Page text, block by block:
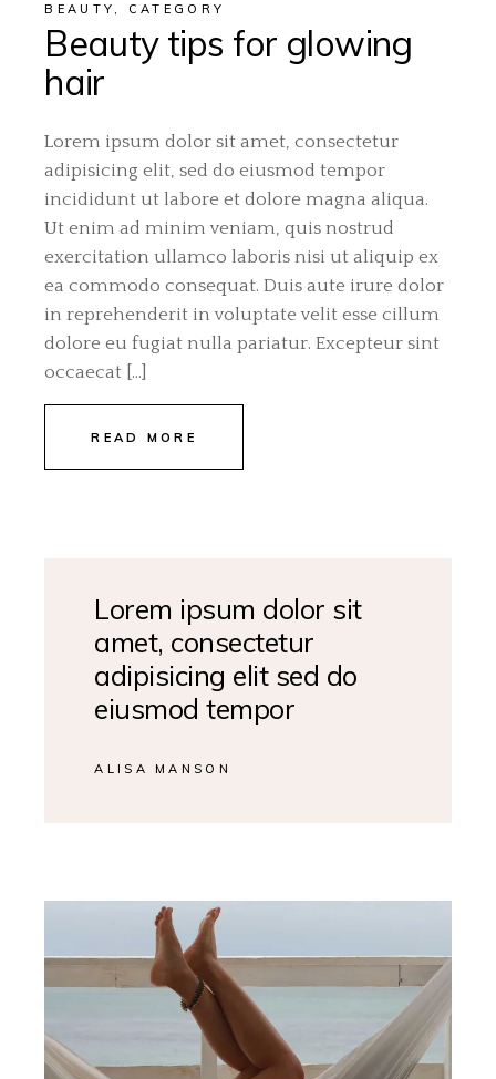
BEAUTY , CATEGORY
Beauty tips for glowing
hair
Lorem ipsum dolor sit amet, consectetur
adipisicing elit, sed do eiusmod tempor
incididunt ut labore et dolore magna aliqua.
Ut enim ad minim veniam, quis nostrud
exercitation ullamco laboris nisi ut aliquip ex
ea commodo consequat. Duis aute irure dolor
in reprehenderit in voluptate velit esse cillum
dolore eu fugiat nulla pariatur. Excepteur sint
occaecat […]
READ MORE
Lorem ipsum dolor sit
amet, consectetur
adipisicing elit sed do
eiusmod tempor
ALISA MANSON